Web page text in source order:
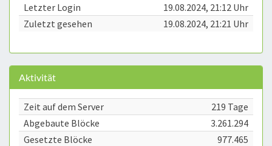
Letzter Login
19.08.2024, 21:12 Uhr
Zuletzt gesehen
19.08.2024, 21:21 Uhr
Aktivität
Zeit auf dem Server
219 Tage
Abgebaute Blöcke
3.261.294
Gesetzte Blöcke
977.465